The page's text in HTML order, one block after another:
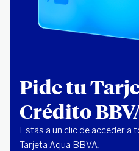
Pide tu
Crédito
Estás a un clic de acceder a
Tarjeta Aqua BBVA.